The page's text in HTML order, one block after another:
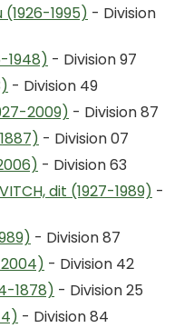
(1926-1995) - Division
1948) - Division 97
- Division 49
2009) - Division 87
- Division 07
- Division 63
dit (1927-1989) -
- Division 87
2004) - Division 42
1878) - Division 25
- Division 84